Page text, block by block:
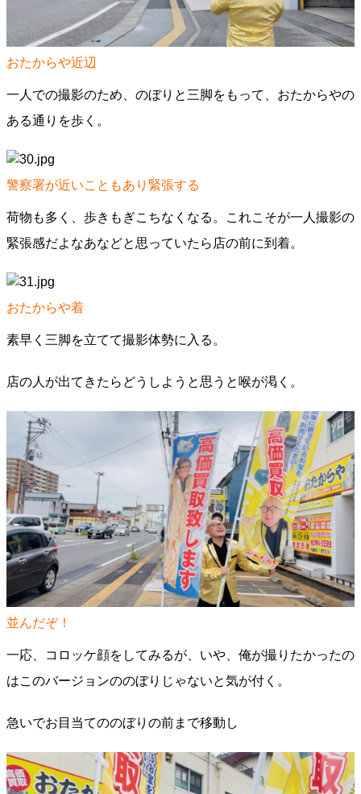
おたからや近辺
一人での撮影のため、のぼりと三脚をもって、おたからやの
ある通りを歩く。
警察署が近いこともあり緊張する
荷物も多く、歩きもぎこちなくなる。これこそが一人撮影の
緊張感だよなあなどと思っていたら店の前に到着。
おたからや着
素早く三脚を立てて撮影体勢に入る。
店の人が出てきたらどうしようと思うと喉が渇く。
並んだぞ！
一応、コロッケ顔をしてみるが、いや、俺が撮りたかったの
はこのバージョンののぼりじゃないと気が付く。
急いでお目当てののぼりの前まで移動し